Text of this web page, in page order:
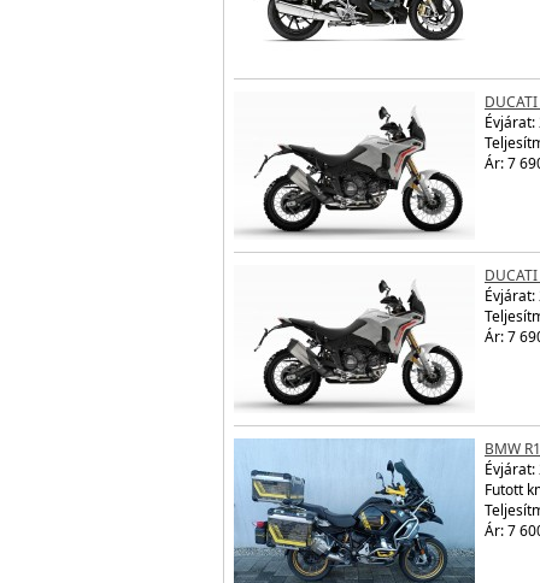
DUCATI
Évjárat:
Ár: 7
DUCATI
Évjárat:
Ár: 7
BMW
Évjárat:
Futott
Ár: 7